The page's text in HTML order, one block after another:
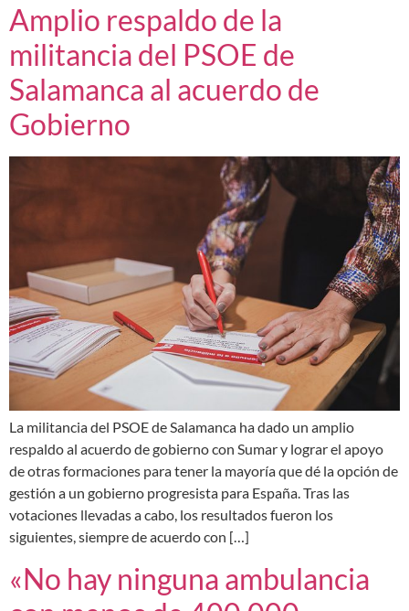
Amplio respaldo de la
militancia del PSOE de
Salamanca al acuerdo de
Gobierno
La militancia del PSOE de Salamanca ha dado un amplio
respaldo al acuerdo de gobierno con Sumar y lograr el apoyo
de otras formaciones para tener la mayoría que dé la opción de
gestión a un gobierno progresista para España. Tras las
votaciones llevadas a cabo, los resultados fueron los
siguientes, siempre de acuerdo con […]
«No hay ninguna ambulancia